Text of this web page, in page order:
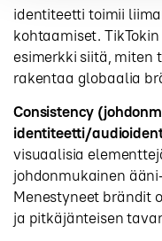
identiteetti toimii
kohtaamiset.
esimerkki siitä,
rakentaa globaalia
Consistency
identiteetti/
visuaalisia
johdonmukainen
Menestyneet brändit
ja pitkäjänteisen